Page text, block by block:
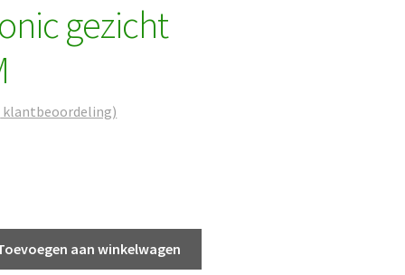
gezicht
klantbeoordeling)
aan winkelwagen